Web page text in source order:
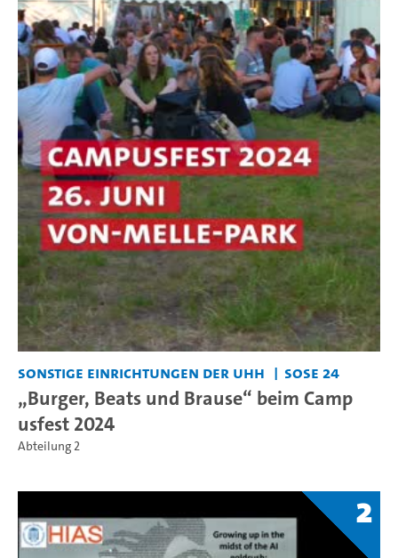
Sonstige Einrichtungen der UHH SoSe 24
„Burger, Beats und Brause“ beim Camp
usfest 2024
Abteilung 2
2